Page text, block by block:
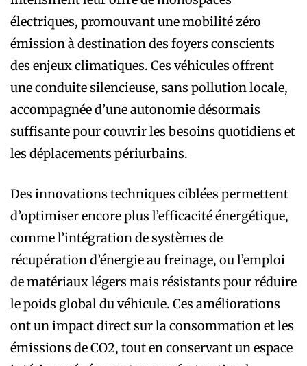
électriques, promouvant une mobilité zéro
émission à destination des foyers conscients
des enjeux climatiques. Ces véhicules offrent
une conduite silencieuse, sans pollution locale,
accompagnée d’une autonomie désormais
suffisante pour couvrir les besoins quotidiens et
les déplacements périurbains.
Des innovations techniques ciblées permettent
d’optimiser encore plus l’efficacité énergétique,
comme l’intégration de systèmes de
récupération d’énergie au freinage, ou l’emploi
de matériaux légers mais résistants pour réduire
le poids global du véhicule. Ces améliorations
ont un impact direct sur la consommation et les
émissions de CO2, tout en conservant un espace